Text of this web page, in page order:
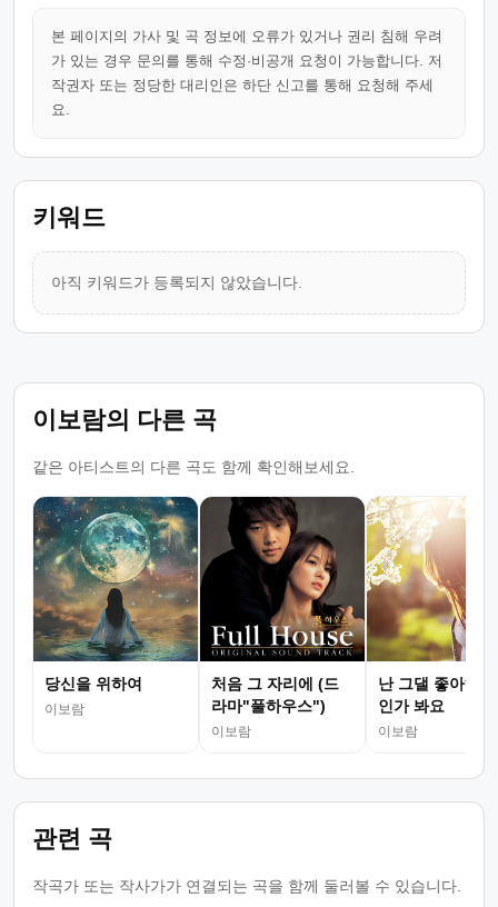
본 페이지의 가사 및 곡 정보에 오류가 있거나 권리 침해 우려
가 있는 경우 문의를 통해 수정·비공개 요청이 가능합니다. 저
작권자 또는 정당한 대리인은 하단 신고를 통해 요청해 주세
요.
키워드
아직 키워드가 등록되지 않았습니다.
이보람의 다른 곡
같은 아티스트의 다른 곡도 함께 확인해보세요.
당신을 위하여
이보람
처음 그 자리에 (드
라마"풀하우스")
이보람
난 그댈 좋아하
인가 봐요
이보람
관련 곡
작곡가 또는 작사가가 연결되는 곡을 함께 둘러볼 수 있습니다.